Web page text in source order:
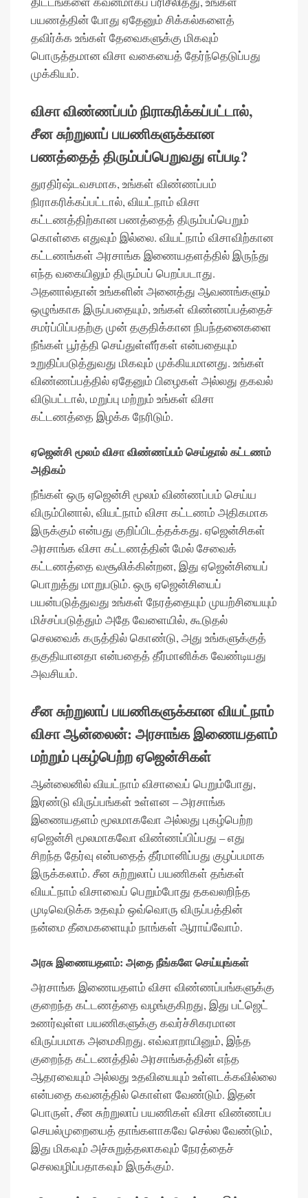
பயணத்தின் போது ஏதேனும் சிக்கல்களைத்
தவிர்க்க உங்கள் தேவைகளுக்கு மிகவும்
பொருத்தமான விசா வகையைத் தேர்ந்தெடுப்பது
முக்கியம்.
விசா விண்ணப்பம் நிராகரிக்கப்பட்டால்,
சீன சுற்றுலாப் பயணிகளுக்கான
பணத்தைத் திரும்பப்பெறுவது எப்படி?
துரதிர்ஷ்டவசமாக, உங்கள் விண்ணப்பம்
நிராகரிக்கப்பட்டால், வியட்நாம் விசா
கட்டணத்திற்கான பணத்தைத் திரும்பப்பெறும்
கொள்கை எதுவும் இல்லை. வியட்நாம் விசாவிற்கான
கட்டணங்கள் அரசாங்க இணையதளத்தில் இருந்து
எந்த வகையிலும் திரும்பப் பெறப்படாது.
அதனால்தான் உங்களின் அனைத்து ஆவணங்களும்
ஒழுங்காக இருப்பதையும், உங்கள் விண்ணப்பத்தைச்
சமர்ப்பிப்பதற்கு முன் தகுதிக்கான நிபந்தனைகளை
நீங்கள் பூர்த்தி செய்துள்ளீர்கள் என்பதையும்
உறுதிப்படுத்துவது மிகவும் முக்கியமானது. உங்கள்
விண்ணப்பத்தில் ஏதேனும் பிழைகள் அல்லது தகவல்
விடுபட்டால், மறுப்பு மற்றும் உங்கள் விசா
கட்டணத்தை இழக்க நேரிடும்.
ஏஜென்சி மூலம் விசா விண்ணப்பம் செய்தால் கட்டணம்
அதிகம்
நீங்கள் ஒரு ஏஜென்சி மூலம் விண்ணப்பம் செய்ய
விரும்பினால், வியட்நாம் விசா கட்டணம் அதிகமாக
இருக்கும் என்பது குறிப்பிடத்தக்கது. ஏஜென்சிகள்
அரசாங்க விசா கட்டணத்தின் மேல் சேவைக்
கட்டணத்தை வசூலிக்கின்றன, இது ஏஜென்சியைப்
பொறுத்து மாறுபடும். ஒரு ஏஜென்சியைப்
பயன்படுத்துவது உங்கள் நேரத்தையும் முயற்சியையும்
மிச்சப்படுத்தும் அதே வேளையில், கூடுதல்
செலவைக் கருத்தில் கொண்டு, அது உங்களுக்குத்
தகுதியானதா என்பதைத் தீர்மானிக்க வேண்டியது
அவசியம்.
சீன சுற்றுலாப் பயணிகளுக்கான வியட்நாம்
விசா ஆன்லைன்: அரசாங்க இணையதளம்
மற்றும் புகழ்பெற்ற ஏஜென்சிகள்
ஆன்லைனில் வியட்நாம் விசாவைப் பெறும்போது, ​​​​
இரண்டு விருப்பங்கள் உள்ளன – அரசாங்க
இணையதளம் மூலமாகவோ அல்லது புகழ்பெற்ற
ஏஜென்சி மூலமாகவோ விண்ணப்பிப்பது – எது
சிறந்த தேர்வு என்பதைத் தீர்மானிப்பது குழப்பமாக
இருக்கலாம். சீன சுற்றுலாப் பயணிகள் தங்கள்
வியட்நாம் விசாவைப் பெறும்போது தகவலறிந்த
முடிவெடுக்க உதவும் ஒவ்வொரு விருப்பத்தின்
நன்மை தீமைகளையும் நாங்கள் ஆராய்வோம்.
அரசு இணையதளம்: அதை நீங்களே செய்யுங்கள்
அரசாங்க இணையதளம் விசா விண்ணப்பங்களுக்கு
குறைந்த கட்டணத்தை வழங்குகிறது, இது பட்ஜெட்
உணர்வுள்ள பயணிகளுக்கு கவர்ச்சிகரமான
விருப்பமாக அமைகிறது. எவ்வாறாயினும், இந்த
குறைந்த கட்டணத்தில் அரசாங்கத்தின் எந்த
ஆதரவையும் அல்லது உதவியையும் உள்ளடக்கவில்லை
என்பதை கவனத்தில் கொள்ள வேண்டும். இதன்
பொருள், சீன சுற்றுலாப் பயணிகள் விசா விண்ணப்ப
செயல்முறையைத் தாங்களாகவே செல்ல வேண்டும்,
இது மிகவும் அச்சுறுத்தலாகவும் நேரத்தைச்
செலவழிப்பதாகவும் இருக்கும்.